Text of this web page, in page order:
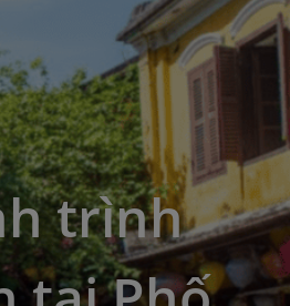
trình